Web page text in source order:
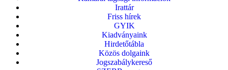
Irattár
Friss hírek
GYIK
Kiadványaink
Hirdetőtábla
Közös dolgaink
Jogszabálykereső